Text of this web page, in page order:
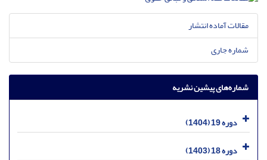
مقالات آماده انتشار
شماره جاری
شماره‌های پیشین نشریه
دوره 19 (1404)
دوره 18 (1403)